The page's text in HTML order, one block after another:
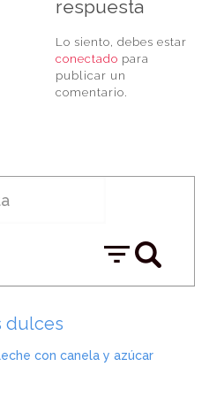
respuesta
Lo siento, debes estar
conectado para
publicar un
comentario.
dulces
con canela y azúcar